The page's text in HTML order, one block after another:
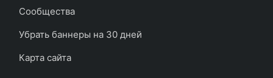
Сообщества
Убрать баннеры на 30 дней
Карта сайта